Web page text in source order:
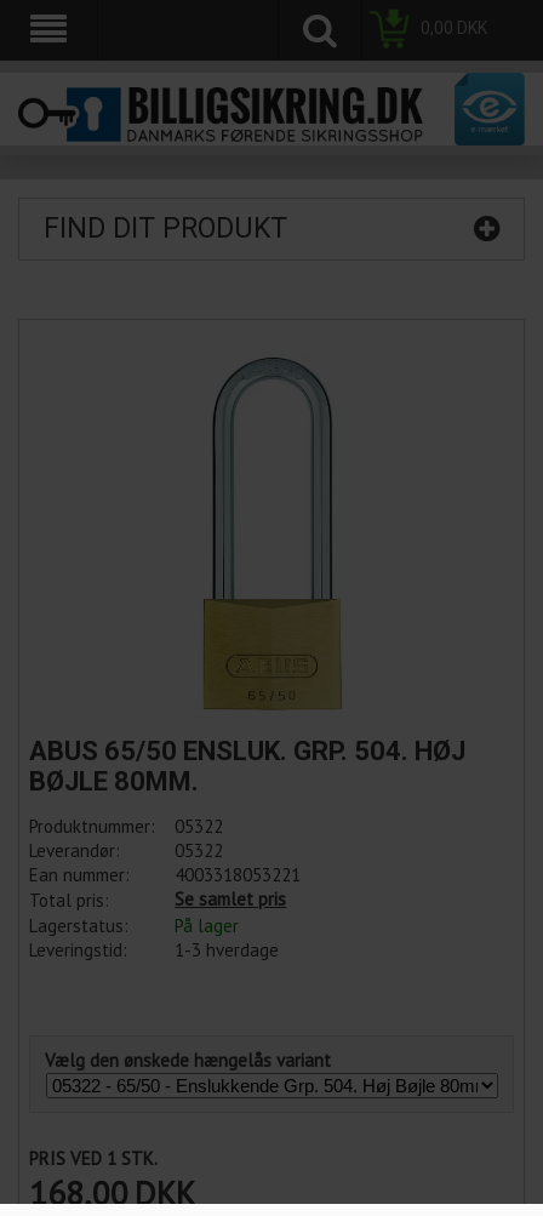
0,00 DKK
FIND DIT PRODUKT
ABUS 65/50 ENSLUK. GRP. 504. HØJ
BØJLE 80MM.
Produktnummer:
05322
Leverandør:
05322
Ean nummer:
4003318053221
Total pris:
Se samlet pris
Lagerstatus:
På lager
Leveringstid:
1-3 hverdage
Vælg den ønskede hængelås variant
PRIS VED 1 STK.
168,00DKK